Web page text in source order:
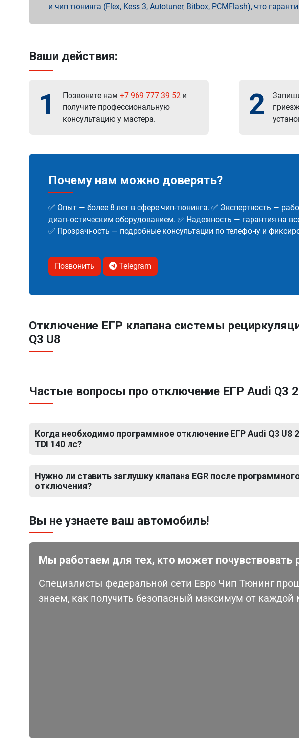
и чип тюнинга (Flex, Kess 3, Autotuner, Bitbox, PCMFlash), что
Ваши действия:
1 Позвоните нам +7 969 777 39 52 и
получите профессиональную
консультацию у мастера.
2
Почему нам можно доверять?
✅ Опыт — более 8 лет в сфере чип-тюнинга. ✅ Экспертность —
диагностическим оборудованием. ✅ Надежность — гарантия на
✅ Прозрачность — подробные консультации по телефону и
Позвонить Telegram
Отключение ЕГР клапана системы
Q3 U8
Частые вопросы про отключение ЕГР Audi Q3
Когда необходимо программное отключение ЕГР Audi Q3 U8
TDI 140 лс?
Нужно ли ставить заглушку клапана EGR после программного
отключения?
Вы не узнаете ваш автомобиль!
Мы работаем для тех, кто может почувствовать
Специалисты федеральной сети Евро Чип Тюнинг
знаем, как получить безопасный максимум от